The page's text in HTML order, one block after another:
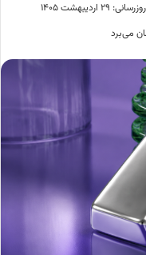
اردیبهشت ۱۴۰۵